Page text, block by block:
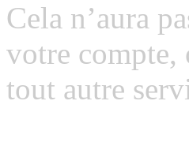
Cela n’aura
votre compte,
tout autre